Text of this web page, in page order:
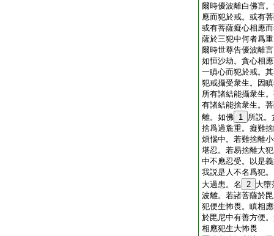
爾時優波離白佛言
應而犯於戒。或有
或有菩薩癡心相應
薩於三犯中何者爲重
爾時世尊告優波離
如恒沙劫。貪心相
一瞋心而犯於戒。
犯戒攝受衆生。因
所有諸結能攝衆生
有諸結能捨衆生。
離。如佛 1 所説。
捨爲過麁重。癡難
煩惱中。若難捨離
堪忍。若易捨離大
中不應忍受。以是
我説是人不名爲犯
大過患。名
2 大墮
波離。若諸菩薩於
犯便生怖畏。瞋相
於毘尼中有善方便
相應犯生大怖畏